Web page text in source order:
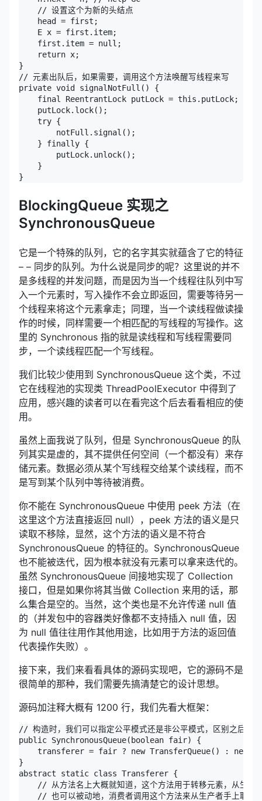
    // 设置这个为新的头结点
    head = first;
    E x = first.item;
    first.item = null;
    return x;
}
// 元素出队后，如果需要，调用这个方法唤醒写线程来写
private void signalNotFull() {
    final ReentrantLock putLock = this.putLock;
    putLock.lock();
    try {
        notFull.signal();
    } finally {
        putLock.unlock();
    }
}
BlockingQueue 实现之
SynchronousQueue
它是一个特殊的队列，它的名字其实就蕴含了它的特征
– – 同步的队列。为什么说是同步的呢？这里说的并不
是多线程的并发问题，而是因为当一个线程往队列中写
入一个元素时，写入操作不会立即返回，需要等待另一
个线程来将这个元素拿走；同理，当一个读线程做读操
作的时候，同样需要一个相匹配的写线程的写操作。这
里的 Synchronous 指的就是读线程和写线程需要同
步，一个读线程匹配一个写线程。
我们比较少使用到 SynchronousQueue 这个类，不过
它在线程池的实现类 ThreadPoolExecutor 中得到了
应用，感兴趣的读者可以在看完这个后去看看相应的使
用。
虽然上面我说了队列，但是 SynchronousQueue 的队
列其实是虚的，其不提供任何空间（一个都没有）来存
储元素。数据必须从某个写线程交给某个读线程，而不
是写到某个队列中等待被消费。
你不能在 SynchronousQueue 中使用 peek 方法（在
这里这个方法直接返回 null），peek 方法的语义是只
读取不移除，显然，这个方法的语义是不符合
SynchronousQueue 的特征的。SynchronousQueue
也不能被迭代，因为根本就没有元素可以拿来迭代的。
虽然 SynchronousQueue 间接地实现了 Collection
接口，但是如果你将其当做 Collection 来用的话，那
么集合是空的。当然，这个类也是不允许传递 null 值
的（并发包中的容器类好像都不支持插入 null 值，因
为 null 值往往用作其他用途，比如用于方法的返回值
代表操作失败）。
接下来，我们来看看具体的源码实现吧，它的源码不是
很简单的那种，我们需要先搞清楚它的设计思想。
源码加注释大概有 1200 行，我们先看大框架：
// 构造时，我们可以指定公平模式还是非公平模式，区别之后再说
public SynchronousQueue(boolean fair) {
transferer = fair ? new TransferQueue() : new
}
abstract static class Transferer {
// 从方法名上大概就知道，这个方法用于转移元素，从生产
// 也可以被动地，消费者调用这个方法来从生产者手上取元